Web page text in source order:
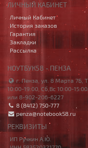
ЛИЧНЫЙ КАБИНЕТ
Личный Кабинет
История заказов
Гарантия
Закладки
Рассылка
НОУТБУК58 - ПЕНЗА
г. Пенза, ул. 8 Марта
10:00-19:00, Сб,Вс 10:00-
или 8-902-206-6227
8 (8412) 750-777
penza@notebook58.ru
РЕКВИЗИТЫ
ИП Ручкин А.Ю.